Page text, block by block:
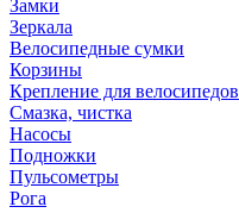
Замки
Зеркала
Велосипедные сумки
Корзины
Крепление для велосипедов
Смазка, чистка
Насосы
Подножки
Пульсометры
Рога